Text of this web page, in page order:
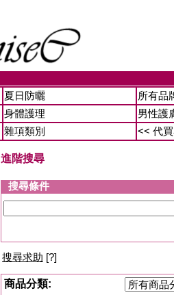
夏日防曬
所有品
身體護理
男性護
雜項類別
<< 代
進階搜尋
搜尋條件
搜尋求助 [?]
商品分類: